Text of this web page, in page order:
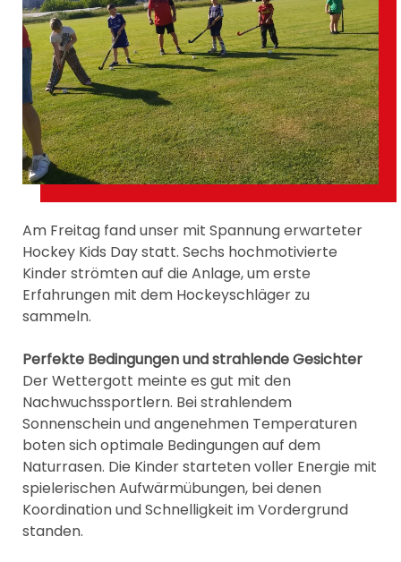
Am Freitag fand unser mit Spannung erwarteter
Hockey Kids Day statt. Sechs hochmotivierte
Kinder strömten auf die Anlage, um erste
Erfahrungen mit dem Hockeyschläger zu
sammeln.
Perfekte Bedingungen und strahlende Gesichter
Der Wettergott meinte es gut mit den
Nachwuchssportlern. Bei strahlendem
Sonnenschein und angenehmen Temperaturen
boten sich optimale Bedingungen auf dem
Naturrasen. Die Kinder starteten voller Energie mit
spielerischen Aufwärmübungen, bei denen
Koordination und Schnelligkeit im Vordergrund
standen.